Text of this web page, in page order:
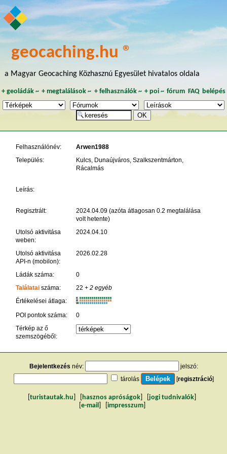
geocaching.hu ®
a Magyar Geocaching Közhasznú Egyesület hivatalos oldala
+ geoládák~ +megtalálások ~ + felhasználók~ + poi~ fórum FAQ belépés
Felhasználónév:
Arwen1988
Település:
Kulcs, Dunaújváros, Szalkszentmárton,
Rácalmás
Leírás:
Regisztrált:
2024.04.09 (azóta átlagosan 0.2 megtalálása
volt hetente)
Utolsó aktivitása
weben:
2024.04.10
Utolsó aktivitása
API-n (mobilon):
2026.02.28
Ládák száma:
0
Találataiszáma: 22 + 2 egyéb
Értékelései átlaga:
K
R
W
POI pontok száma:
0
Térkép az ő
szemszögéből:
Bejelentkezés név:
jelszó:
tárolás
[regisztráció]
turistautak.hu hasznos apróságok jogi tudnivalók
e-mail impresszum]